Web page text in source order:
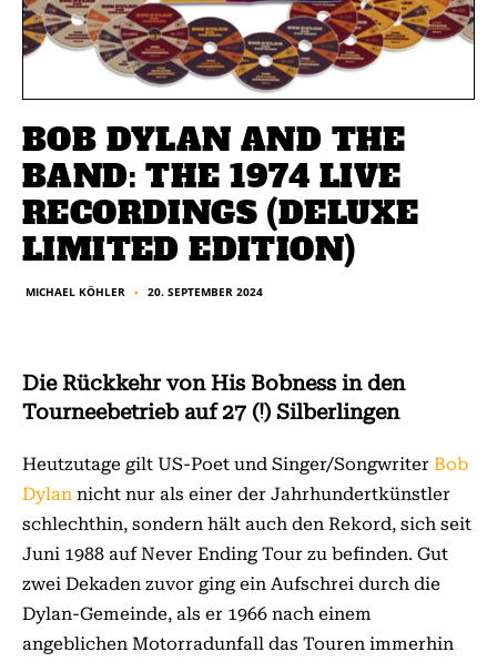
BOB DYLAN AND THE
BAND: THE 1974 LIVE
RECORDINGS (DELUXE
LIMITED EDITION)
MICHAEL KÖHLER ■ 20. SEPTEMBER 2024
Die Rückkehr von His Bobness in den
Tourneebetrieb auf 27 (!) Silberlingen
Heutzutage gilt US-Poet und Singer/Songwriter Bob
Dylan nicht nur als einer der Jahrhundertkünstler
schlechthin, sondern hält auch den Rekord, sich seit
Juni 1988 auf Never Ending Tour zu befinden. Gut
zwei Dekaden zuvor ging ein Aufschrei durch die
Dylan-Gemeinde, als er 1966 nach einem
angeblichen Motorradunfall das Touren immerhin